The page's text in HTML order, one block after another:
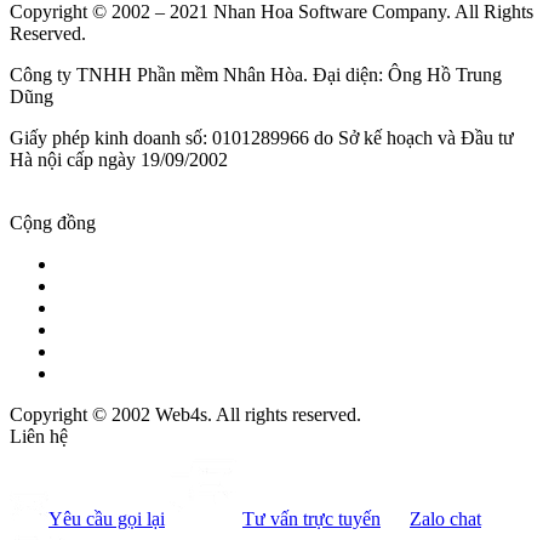
Copyright © 2002 – 2021 Nhan Hoa Software Company. All Rights
Reserved.
Công ty TNHH Phần mềm Nhân Hòa. Đại diện: Ông Hồ Trung
Dũng
Giấy phép kinh doanh số: 0101289966 do Sở kế hoạch và Đầu tư
Hà nội cấp ngày 19/09/2002
Cộng đồng
Copyright © 2002 Web4s. All rights reserved.
Liên hệ
Yêu cầu gọi lại Tư vấn trực tuyến Zalo chat